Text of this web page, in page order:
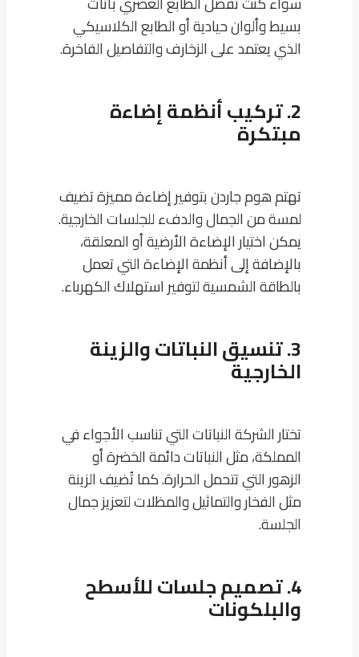
بسيط وألوان حيادية أو الطابع الكلاسيكي
الذي يعتمد على الزخارف والتفاصيل الفاخرة.
2. تركيب أنظمة إضاءة
مبتكرة
تهتم هوم جاردن بتوفير إضاءة مميزة تضيف
لمسة من الجمال والدفء للجلسات الخارجية.
يمكن اختيار الإضاءة الأرضية أو المعلقة،
بالإضافة إلى أنظمة الإضاءة التي تعمل
بالطاقة الشمسية لتوفير استهلاك الكهرباء.
3. تنسيق النباتات والزينة
الخارجية
تختار الشركة النباتات التي تناسب الأجواء في
المملكة، مثل النباتات دائمة الخضرة أو
الزهور التي تتحمل الحرارة. كما تُضيف الزينة
مثل الفخار والتماثيل والمظلات لتعزيز جمال
الجلسة.
4. تصميم جلسات للأسطح
والبلكونات